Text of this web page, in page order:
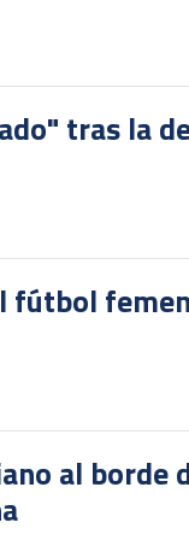
tras la
fútbol
al borde